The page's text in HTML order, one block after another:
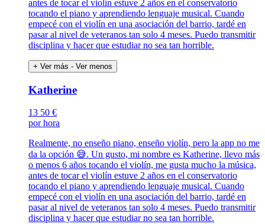
antes de tocar el violín estuve 2 años en el conservatorio
tocando el piano y aprendiendo lenguaje musical. Cuando
empecé con el violín en una asociación del barrio, tardé en
pasar al nivel de veteranos tan solo 4 meses. Puedo transmitir
disciplina y hacer que estudiar no sea tan horrible.
+ Ver más - Ver menos
Katherine
13 50 €
por hora
Realmente, no enseño piano, enseño violín, pero la app no me
da la opción 😅. Un gusto, mi nombre es Katherine, llevo más
o menos 6 años tocando el violín, me gusta mucho la música,
antes de tocar el violín estuve 2 años en el conservatorio
tocando el piano y aprendiendo lenguaje musical. Cuando
empecé con el violín en una asociación del barrio, tardé en
pasar al nivel de veteranos tan solo 4 meses. Puedo transmitir
disciplina y hacer que estudiar no sea tan horrible.